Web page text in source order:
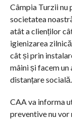
Câmpia Turzii
societatea
atât a clienților
igienizarea
cât și prin
mâini și facem
distanțare socială.
CAA va informa
preventive nu vor